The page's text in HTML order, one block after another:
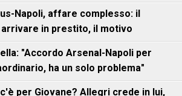
Napoli, affare complesso: il
arrivare in prestito, il motivo
"Accordo Arsenal-Napoli per
ha un solo problema"
per Giovane? Allegri crede in lui,